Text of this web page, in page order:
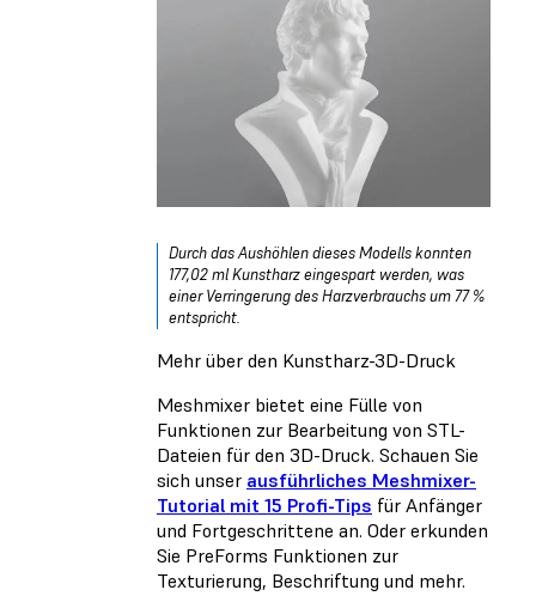
Durch das Aushöhlen dieses Modells konnten
177,02 ml Kunstharz eingespart werden, was
einer Verringerung des Harzverbrauchs um 77 %
entspricht.
Mehr über den Kunstharz-3D-Druck
Meshmixer bietet eine Fülle von
Funktionen zur Bearbeitung von STL-
Dateien für den 3D-Druck. Schauen Sie
sich unser ausführliches Meshmixer-
Tutorial mit 15 Profi-Tips für Anfänger
und Fortgeschrittene an. Oder erkunden
Sie PreForms Funktionen zur
Texturierung, Beschriftung und mehr.